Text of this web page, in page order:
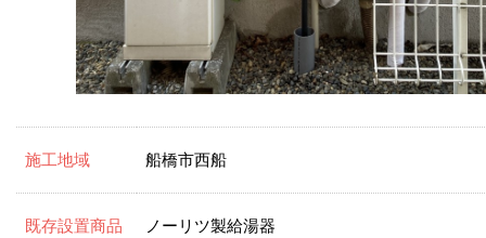
施工地域 船橋市西船
既存設置商品
ノーリツ製給湯器